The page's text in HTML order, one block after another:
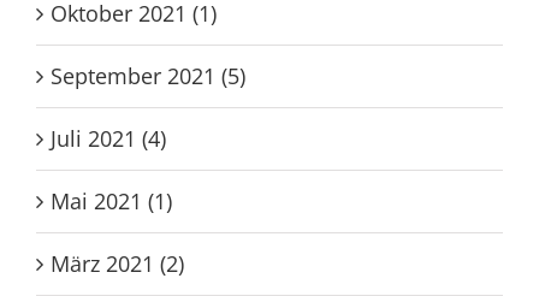
November 2021 (9)
Oktober 2021 (1)
September 2021 (5)
Juli 2021 (4)
Mai 2021 (1)